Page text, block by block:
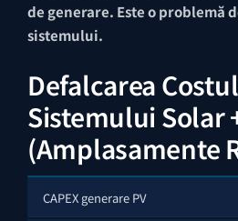
de generare. Este o problemă
sistemului.
Defalcarea
Sistemului Solar
(Amplasamente
CAPEX generare PV